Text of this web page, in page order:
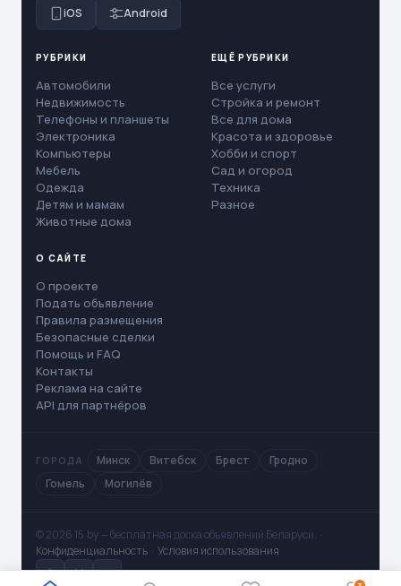
iOS Android
РУБРИКИ
Автомобили
Недвижимость
Телефоны и планшеты
Электроника
Компьютеры
Мебель
Одежда
Детям и мамам
Животные дома
ЕЩЁ РУБРИКИ
Все услуги
Стройка и ремонт
Все для дома
Красота и здоровье
Хобби и спорт
Сад и огород
Техника
Разное
О САЙТЕ
О проекте
Подать объявление
Правила размещения
Безопасные сделки
Помощь и FAQ
Контакты
Реклама на сайте
API для партнёров
ГОРОДА Минск Витебск Брест
Гродно
Гомель
Могилёв
© 2026 15.by — бесплатная доска объявлений Беларуси. ·
Конфиденциальность · Условия использования
✈ V ◻